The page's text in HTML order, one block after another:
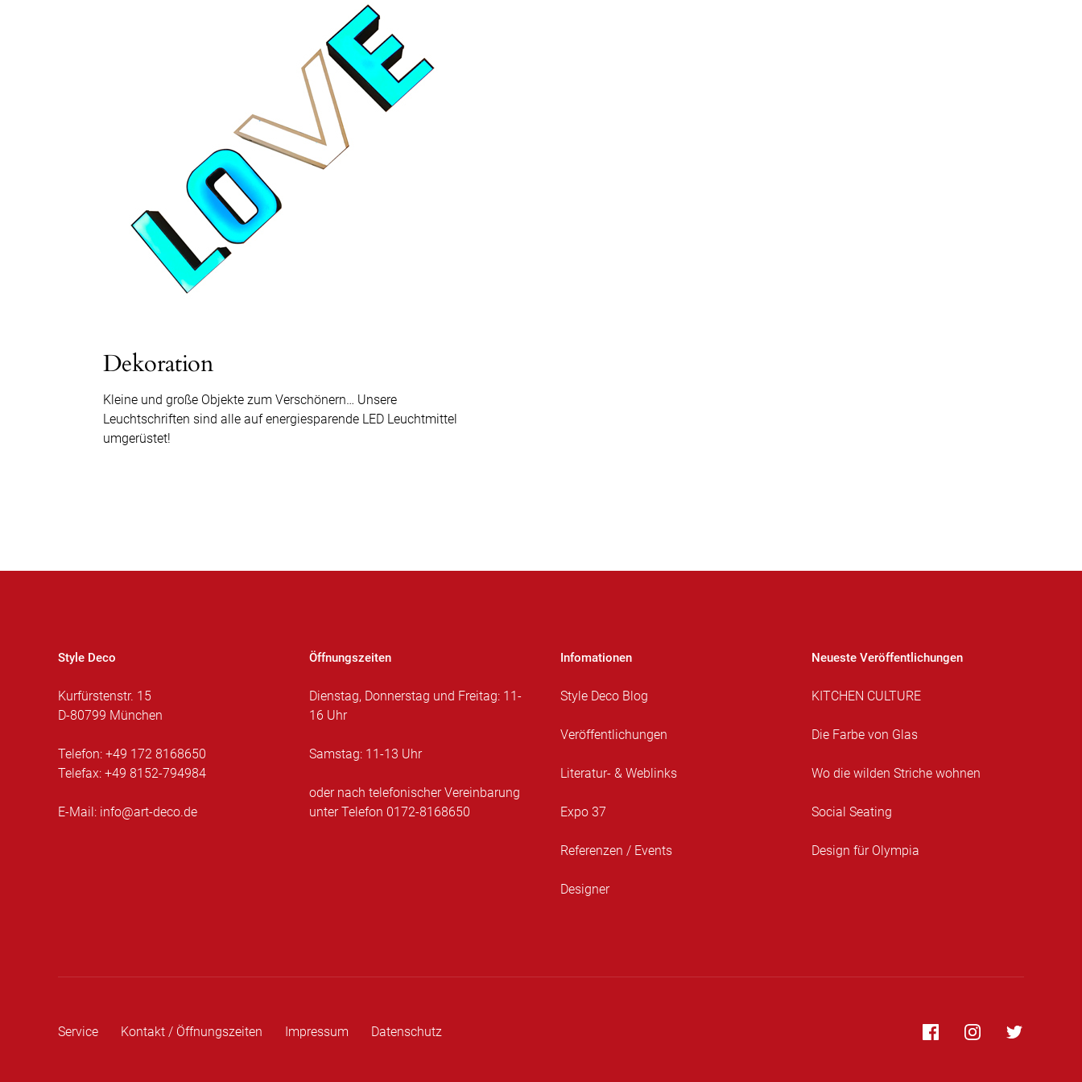
Dekoration
Kleine und große Objekte zum Verschönern… Unsere
Leuchtschriften sind alle auf energiesparende LED Leuchtmittel
umgerüstet!
Style Deco
Kurfürstenstr. 15
D-80799 München
Telefon: +49 172 8168650
Telefax: +49 8152-794984
E-Mail: info@art-deco.de
Öffnungszeiten
Dienstag, Donnerstag und Freitag: 11-
16 Uhr
Samstag: 11-13 Uhr
oder nach telefonischer Vereinbarung
unter Telefon 0172-8168650
Infomationen
Style Deco Blog
Veröffentlichungen
Literatur- & Weblinks
Expo 37
Referenzen / Events
Designer
Neueste Veröffentlichungen
KITCHEN CULTURE
Die Farbe von Glas
Wo die wilden Striche wohnen
Social Seating
Design für Olympia
Service Kontakt / Öffnungszeiten Impressum Datenschutz FacebookInstagramTwitter